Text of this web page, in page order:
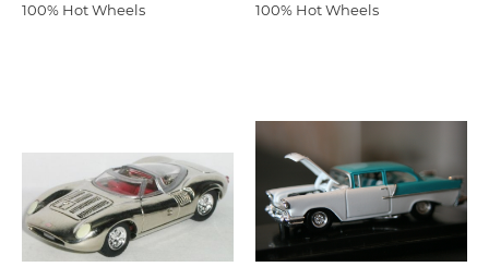
100% Hot Wheels 100% Hot Wheels